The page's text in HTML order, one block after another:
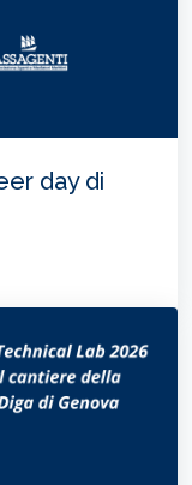
day di